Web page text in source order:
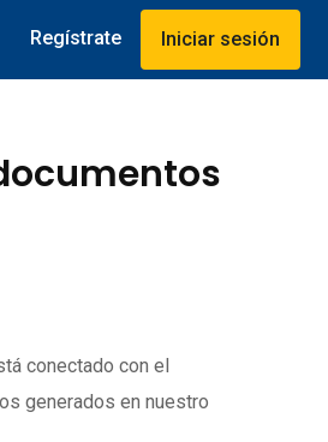
Regístrate Iniciar sesión
conectado con el
generados en nuestro